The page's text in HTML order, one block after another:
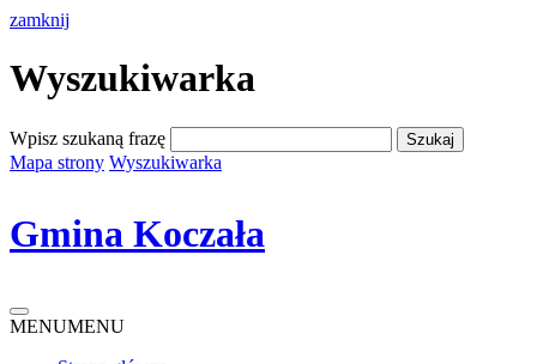
zamknij
Wyszukiwarka
Wpisz szukaną frazę
Mapa strony Wyszukiwarka
Gmina Koczała
MENUMENU